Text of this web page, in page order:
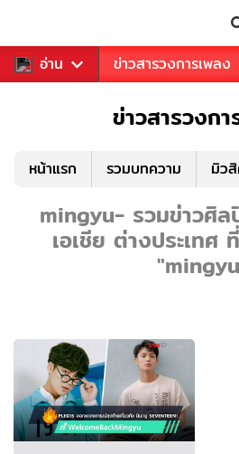
อ่าน
ข่าวบันเทิง ข่าวสารวงการเพลง
ข่าวสารวงก
หน้าแรก รวมบทความ มิว
mingyu- รวมข่าวศิ
เอเชีย ต่างประเทศ